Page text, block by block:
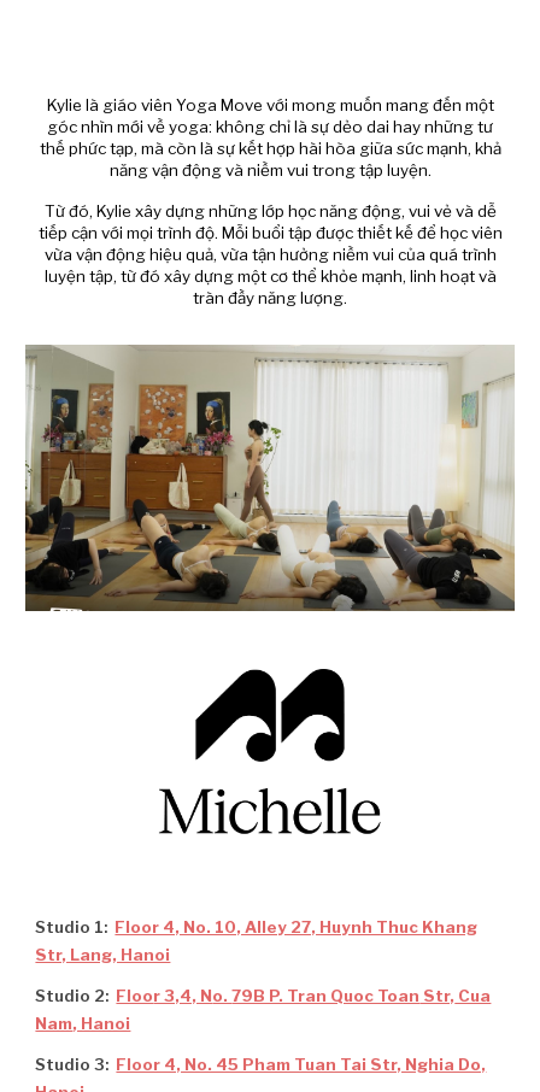
Kylie là giáo viên Yoga Move với mong muốn mang đến một
góc nhìn mới về yoga: không chỉ là sự dẻo dai hay những tư
thế phức tạp, mà còn là sự kết hợp hài hòa giữa sức mạnh, khả
năng vận động và niềm vui trong tập luyện.
Từ đó, Kylie xây dựng những lớp học năng động, vui vẻ và dễ
tiếp cận với mọi trình độ. Mỗi buổi tập được thiết kế để học viên
vừa vận động hiệu quả, vừa tận hưởng niềm vui của quá trình
luyện tập, từ đó xây dựng một cơ thể khỏe mạnh, linh hoạt và
tràn đầy năng lượng.
Studio 1: Floor 4, No. 10, Alley 27, Huynh Thuc Khang
Str, Lang, Hanoi
Studio 2: Floor 3,4, No.79B P. Tran Quoc Toan Str, Cua
Nam, Hanoi
Studio3: Floor 4, No. 45 Pham Tuan Tai Str, Nghia Do,